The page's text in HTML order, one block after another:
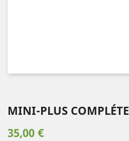
MINI-PLUS COMPLÉTE
35,00 €